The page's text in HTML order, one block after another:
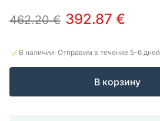
462.20 € 392.87 €
В наличии·Отправим в течение 5-6 дней
В корзину